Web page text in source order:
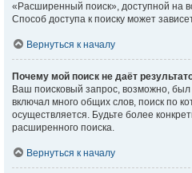
«Расширенный поиск», доступной на
Способ доступа к поиску может
Вернуться к началу
Почему мой поиск не даёт
Ваш поисковый запрос, возможно,
включал много общих слов, поиск по
осуществляется. Будьте более
расширенного поиска.
Вернуться к началу